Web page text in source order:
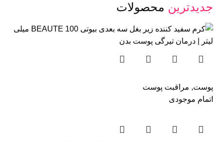
جدیدترین محصولات
پوست, مراقبت پوست
اتمام موجودی